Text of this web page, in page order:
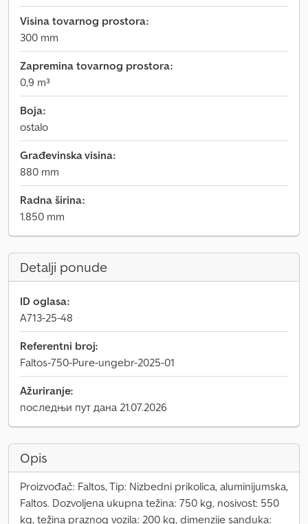
Visina tovarnog prostora:
300 mm
Zapremina tovarnog prostora:
0,9 m³
Boja:
ostalo
Građevinska visina:
880 mm
Radna širina:
1.850 mm
Detalji ponude
ID oglasa:
A713-25-48
Referentni broj:
Faltos-750-Pure-ungebr-2025-01
Ažuriranje:
последњи пут дана 21.07.2026
Opis
Proizvođač: Faltos, Tip: Nizbedni prikolica, aluminijumska,
Faltos. Dozvoljena ukupna težina: 750 kg, nosivost: 550
kg, težina praznog vozila: 200 kg, dimenzije sanduka: